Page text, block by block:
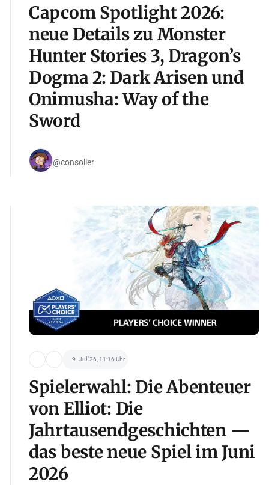
Capcom Spotlight 2026:
neue Details zu Monster
Hunter Stories 3, Dragon’s
Dogma 2: Dark Arisen und
Onimusha: Way of the
Sword
@consoller
9. Jul '26, 11:16 Uhr
Spielerwahl: Die Abenteuer
von Elliot: Die
Jahrtausendgeschichten —
das beste neue Spiel im Juni
2026